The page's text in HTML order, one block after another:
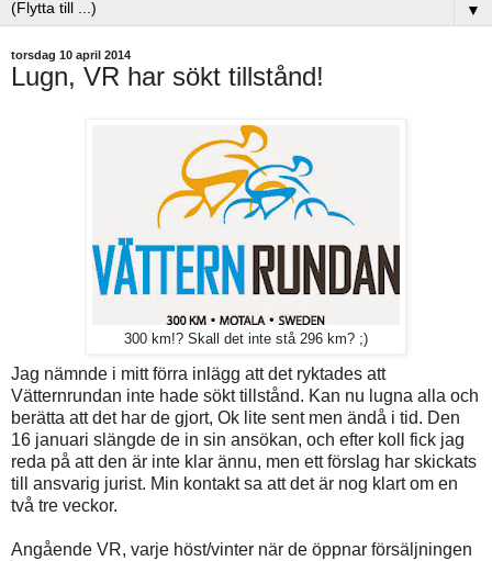
▼
torsdag 10 april 2014
Lugn, VR har sökt tillstånd!
300 km!? Skall det inte stå 296 km? ;)
Jag nämnde i mitt förra inlägg att det ryktades att
Vätternrundan inte hade sökt tillstånd. Kan nu lugna alla och
berätta att det har de gjort, Ok lite sent men ändå i tid. Den
16 januari slängde de in sin ansökan, och efter koll fick jag
reda på att den är inte klar ännu, men ett förslag har skickats
till ansvarig jurist. Min kontakt sa att det är nog klart om en
två tre veckor.
Angående VR, varje höst/vinter när de öppnar försäljningen